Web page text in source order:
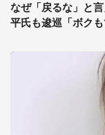
なぜ「戻るな」と
平氏も逡巡「ボク